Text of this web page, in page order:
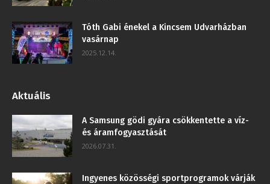
Tóth Gabi énekel a Kincsem Udvarházban
vasárnap
2025.12.14.
Aktuális
A Samsung gödi gyára csökkentette a víz-
és áramfogyasztását
2026.07.31.
Ingyenes közösségi sportprogramok várják